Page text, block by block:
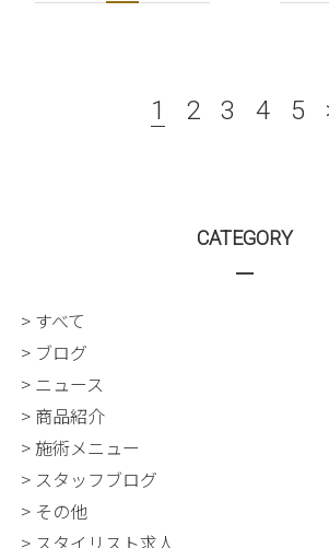
1 2 3 4 5
CATEGORY
> すべて
> ブログ
> ニュース
> 商品紹介
> 施術メニュー
> スタッフブログ
> その他
> スタイリスト求人